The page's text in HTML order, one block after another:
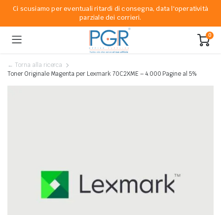
Ci scusiamo per eventuali ritardi di consegna, data l'operatività
parziale dei corrieri.
0
← Torna alla ricerca
Toner Originale Magenta per Lexmark 70C2XME – 4.000 Pagine al 5%